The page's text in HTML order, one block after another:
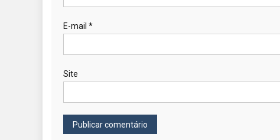
E-mail *
Site